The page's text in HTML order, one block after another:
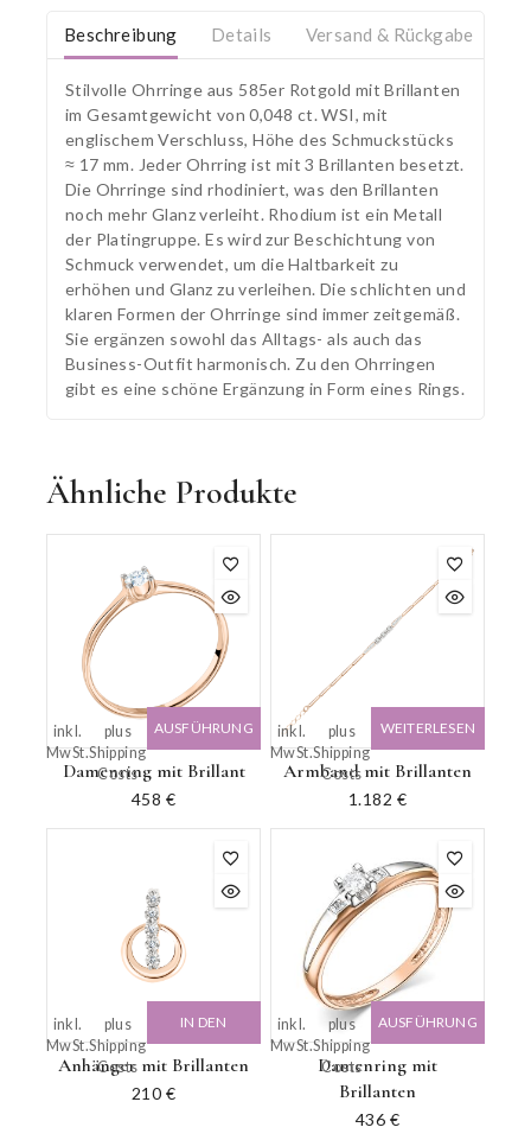
Beschreibung Details Versand & Rückgabe
Stilvolle Ohrringe aus 585er Rotgold mit Brillanten
im Gesamtgewicht von 0,048 ct. WSI, mit
englischem Verschluss, Höhe des Schmuckstücks
≈ 17 mm. Jeder Ohrring ist mit 3 Brillanten besetzt.
Die Ohrringe sind rhodiniert, was den Brillanten
noch mehr Glanz verleiht. Rhodium ist ein Metall
der Platingruppe. Es wird zur Beschichtung von
Schmuck verwendet, um die Haltbarkeit zu
erhöhen und Glanz zu verleihen. Die schlichten und
klaren Formen der Ohrringe sind immer zeitgemäß.
Sie ergänzen sowohl das Alltags- als auch das
Business-Outfit harmonisch. Zu den Ohrringen
gibt es eine schöne Ergänzung in Form eines Rings.
Ähnliche Produkte
Damenring mit Brillant
458 €
inkl.
MwSt.
plus
Shipping
Costs
AUSFÜHRUNG
Armband mit Brillanten
1.182 €
inkl.
MwSt.
plus
Shipping
Costs
WEITERLESEN
Anhänger mit Brillanten
210 €
inkl.
MwSt.
plus
Shipping
Costs
IN DEN
Damenring mit
Brillanten
436 €
inkl.
MwSt.
plus
Shipping
Costs
AUSFÜHRUNG